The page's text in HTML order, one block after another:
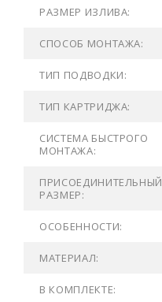
РАЗМЕР ИЗЛИВА:
СПОСОБ МОНТАЖА:
ТИП ПОДВОДКИ:
ТИП КАРТРИДЖА:
СИСТЕМА БЫСТРОГО
МОНТАЖА:
ПРИСОЕДИНИТЕЛЬНЫЙ
РАЗМЕР:
ОСОБЕННОСТИ:
МАТЕРИАЛ:
В КОМПЛЕКТЕ: